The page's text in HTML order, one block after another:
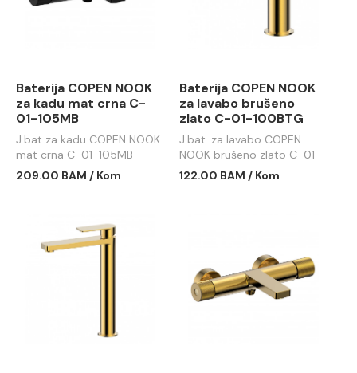
Baterija COPEN NOOK
za kadu mat crna C-
01-105MB
J.bat za kadu COPEN NOOK
mat crna C-01-105MB
209.00 BAM / Kom
Baterija COPEN NOOK
za lavabo brušeno
zlato C-01-100BTG
J.bat. za lavabo COPEN
NOOK brušeno zlato C-01-
100BTG
122.00 BAM / Kom